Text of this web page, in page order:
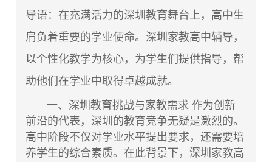
导语：在充满活力的深圳教育舞台上，高中生
肩负着重要的学业使命。 深圳家教高中辅导，
以个性化教学为核心，为学生们提供指导，帮
助他们在学业中取得卓越成就。
一、深圳教育挑战与家教需求 作为创新
前沿的代表，深圳的教育竞争无疑是激烈的。
高中阶段不仅对学业水平提出要求，还需要培
养学生的综合素质。在此背景下，深圳家教高